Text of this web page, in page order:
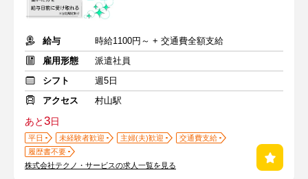
給与
時給1100円～ + 交通費全額支給
雇用形態
派遣社員
シフト
週5日
アクセス
村山駅
あと3日
平日 未経験者歓迎 主婦(夫)歓迎
交通費支給
履歴書不要
株式会社テクノ・サービスの求人一覧を見る